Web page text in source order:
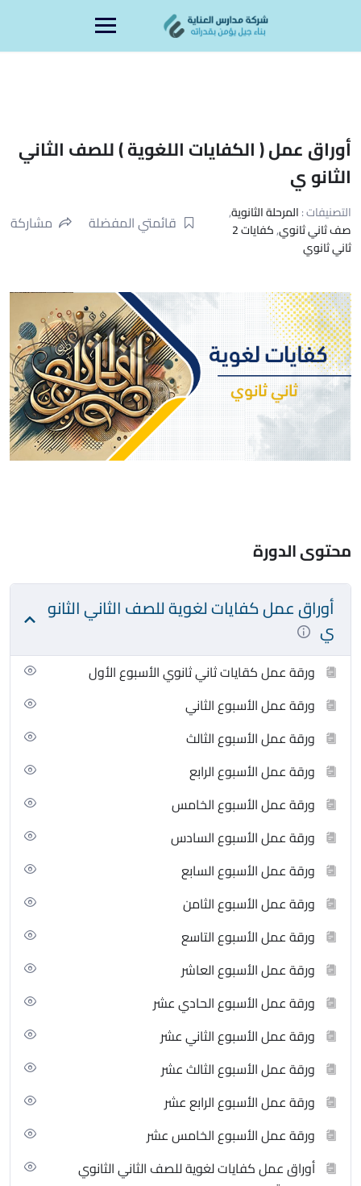
أوراق عمل ( الكفايات اللغوية ) للصف الثاني
الثانو ي
التصنيفات :المرحلة الثانوية,
صف ثاني ثانوي,
كفايات 2
ثاني ثانوي
قائمتي المفضلة مشاركة
محتوى الدورة
أوراق عمل كفايات لغوية للصف الثاني الثانو
ي
ورقة عمل كقايات ثاني ثانوي الأسبوع الأول
ورقة عمل الأسبوع الثاني
ورقة عمل الأسبوع الثالث
ورقة عمل الأسبوع الرابع
ورقة عمل الأسبوع الخامس
ورقة عمل الأسبوع السادس
ورقة عمل الأسبوع السابع
ورقة عمل الأسبوع الثامن
ورقة عمل الأسبوع التاسع
ورقة عمل الأسبوع العاشر
ورقة عمل الأسبوع الحادي عشر
ورقة عمل الأسبوع الثاني عشر
ورقة عمل الأسبوع الثالث عشر
ورقة عمل الأسبوع الرابع عشر
ورقة عمل الأسبوع الخامس عشر
أوراق عمل كفايات لغوية للصف الثاني الثانوي